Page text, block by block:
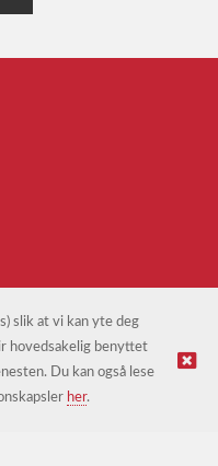
levert av Kréatif
slik at vi kan yte deg
hovedsakelig benyttet
Du kan også lese
her.